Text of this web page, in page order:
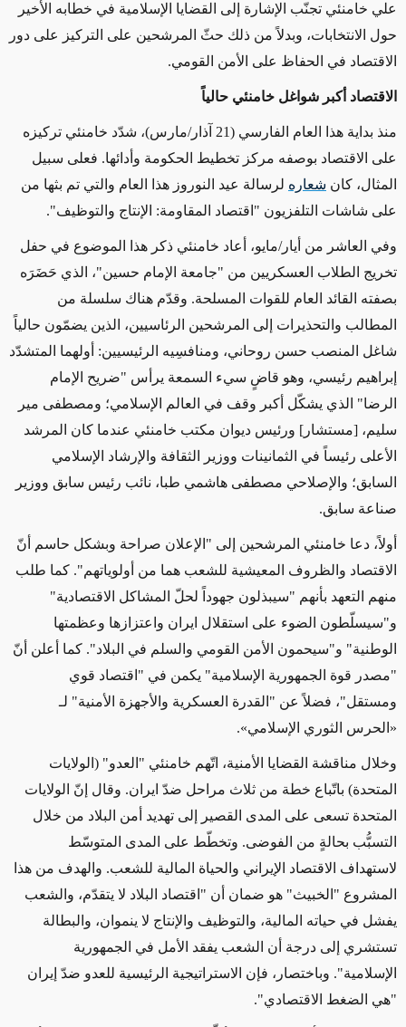
علي خامنئي تجنّب الإشارة إلى القضايا الإسلامية في خطابه الأخير
حول الانتخابات، وبدلاً من ذلك حثّ المرشحين على التركيز على دور
الاقتصاد في الحفاظ على الأمن القومي.
الاقتصاد أكبر شواغل خامنئي حالياً
منذ بداية هذا العام الفارسي (21 آذار/مارس)، شدّد خامنئي تركيزه
على الاقتصاد بوصفه مركز تخطيط الحكومة وأدائها. فعلى سبيل
المثال، كان شعاره لرسالة عيد النوروز هذا العام والتي تم بثها من
على شاشات التلفزيون "اقتصاد المقاومة: الإنتاج والتوظيف".
وفي العاشر من أيار/مايو، أعاد خامنئي ذكر هذا الموضوع في حفل
تخريج الطلاب العسكريين من "جامعة الإمام حسين"، الذي حَضَرَه
بصفته القائد العام للقوات المسلحة. وقدّم هناك سلسلة من
المطالب والتحذيرات إلى المرشحين الرئاسيين، الذين يضمّون حالياً
شاغل المنصب حسن روحاني، ومنافسِيه الرئيسيين: أولهما المتشدّد
إبراهيم رئيسي، وهو قاضٍ سيء السمعة يرأس "ضريح الإمام
الرضا" الذي يشكّل أكبر وقف في العالم الإسلامي؛ ومصطفى مير
سليم، [مستشار] ورئيس ديوان مكتب خامنئي عندما كان المرشد
الأعلى رئيساً في الثمانينات ووزير الثقافة والإرشاد الإسلامي
السابق؛ والإصلاحي مصطفى هاشمي طبا، نائب رئيس سابق ووزير
صناعة سابق.
أولاً، دعا خامنئي المرشحين إلى "الإعلان صراحة وبشكل حاسم أنّ
الاقتصاد والظروف المعيشية للشعب هما من أولوياتهم". كما طلب
منهم التعهد بأنهم "سيبذلون جهوداً لحلّ المشاكل الاقتصادية"
و"سيسلّطون الضوء على استقلال ايران واعتزازها وعظمتها
الوطنية" و"سيحمون الأمن القومي والسلم في البلاد". كما أعلن أنّ
"مصدر قوة الجمهورية الإسلامية" يكمن في "اقتصاد قوي
ومستقل"، فضلاً عن "القدرة العسكرية والأجهزة الأمنية" لـ
«الحرس الثوري الإسلامي».
وخلال مناقشة القضايا الأمنية، اتّهم خامنئي "العدو" (الولايات
المتحدة) باتّباع خطة من ثلاث مراحل ضدّ ايران. وقال إنّ الولايات
المتحدة تسعى على المدى القصير إلى تهديد أمن البلاد من خلال
التسبُّب بحالةٍ من الفوضى. وتخطّط على المدى المتوسّط
لاستهداف الاقتصاد الإيراني والحياة المالية للشعب. والهدف من هذا
المشروع "الخبيث" هو ضمان أن "اقتصاد البلاد لا يتقدّم، والشعب
يفشل في حياته المالية، والتوظيف والإنتاج لا ينموان، والبطالة
تستشري إلى درجة أن الشعب يفقد الأمل في الجمهورية
الإسلامية". وباختصار، فإن الاستراتيجية الرئيسية للعدو ضدّ إيران
"هي الضغط الاقتصادي".